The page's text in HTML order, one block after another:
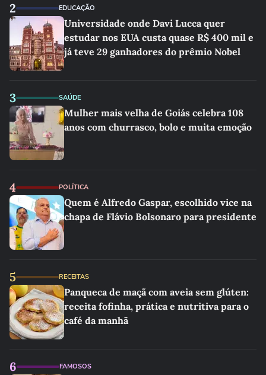
2 EDUCAÇÃO
Universidade onde Davi Lucca quer
estudar nos EUA custa quase R$ 400 mil e
já teve 29 ganhadores do prêmio Nobel
3 SAÚDE
Mulher mais velha de Goiás celebra 108
anos com churrasco, bolo e muita emoção
4 POLÍTICA
Quem é Alfredo Gaspar, escolhido vice na
chapa de Flávio Bolsonaro para presidente
5 RECEITAS
Panqueca de maçã com aveia sem glúten:
receita fofinha, prática e nutritiva para o
café da manhã
6 FAMOSOS